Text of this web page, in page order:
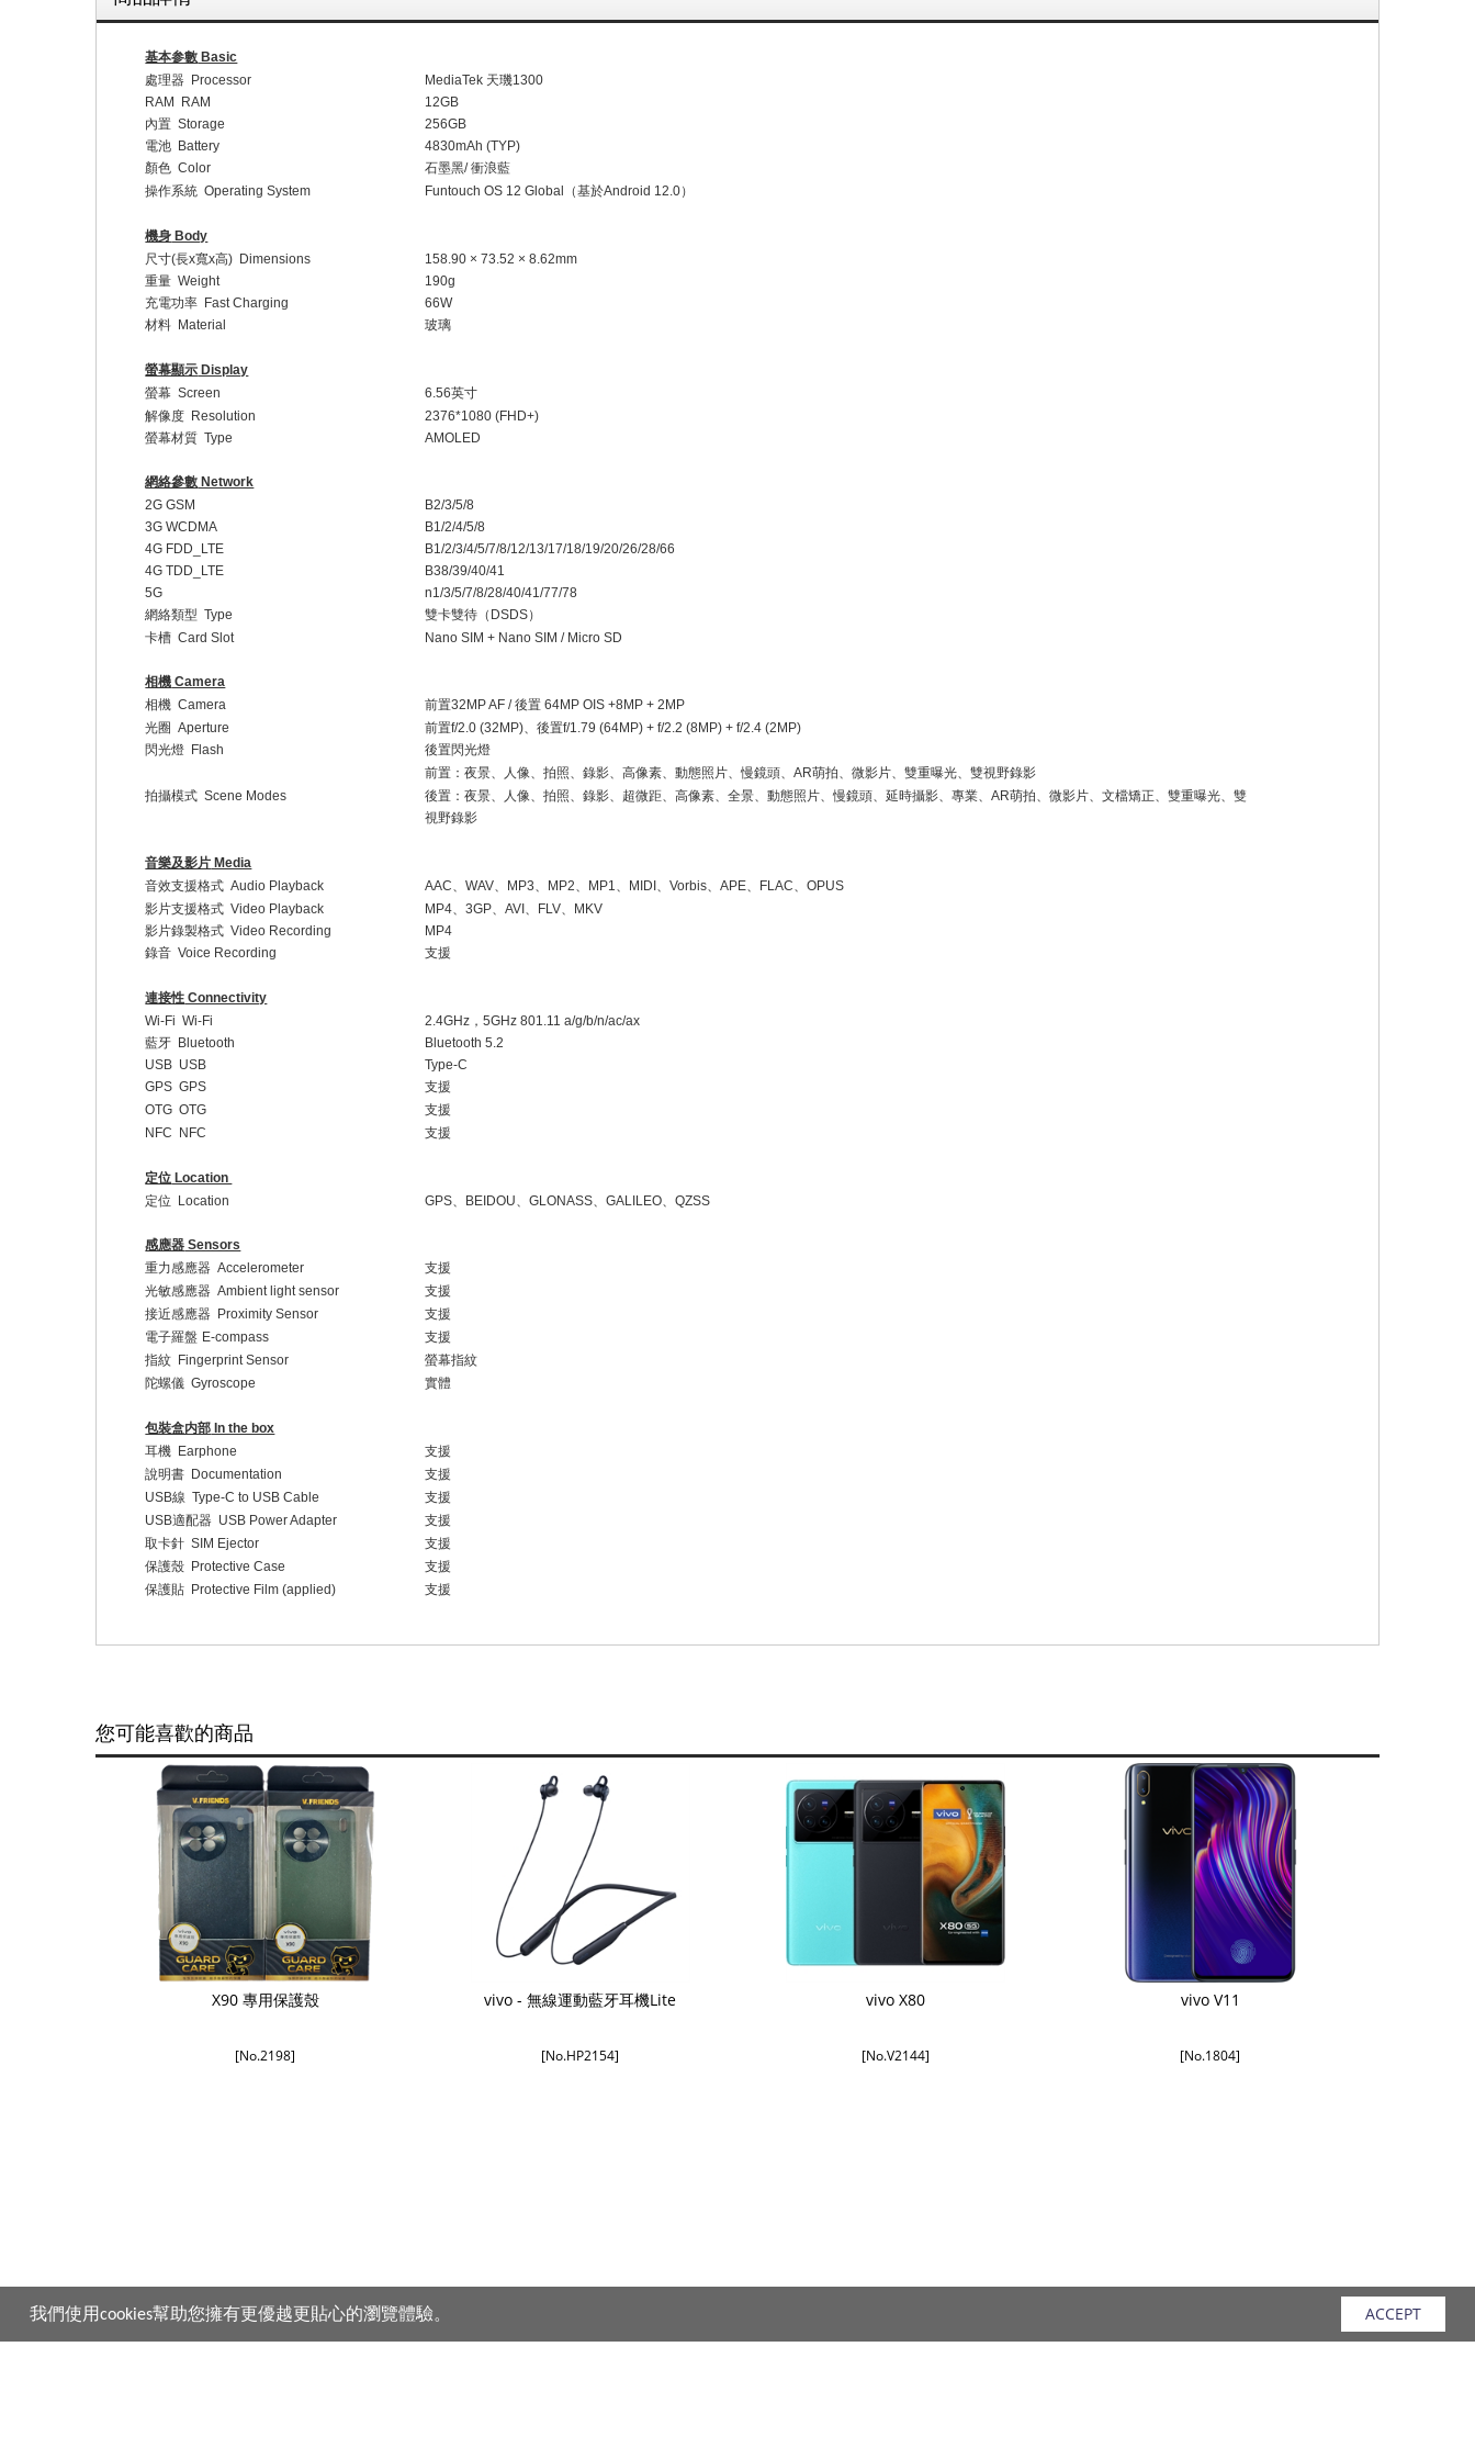
基本参數 Basic
處理器 Processor MediaTek 天璣1300
RAM RAM
12GB
內置 Storage
256GB
電池 Battery 4830mAh (TYP)
顏色 Color 石墨黑/衝浪藍
操作系統 Operating System Funtouch OS 12 Global （基於Android 12.0）
機身 Body
尺寸(長x寬x高) Dimensions
158.90 × 73.52 × 8.62mm
重量 Weight
190g
充電功率 Fast Charging
66W
材料 Material 玻璃
螢幕顯示 Display
螢幕 Screen 6.56英寸
解像度 Resolution
2376*1080 (FHD+)
螢幕材質 Type AMOLED
網絡參數 Network
2G GSM
B2/3/5/8
3G WCDMA
B1/2/4/5/8
4G FDD_LTE
B1/2/3/4/5/7/8/12/13/17/18/19/20/26/28/66
4G TDD_LTE
B38/39/40/41
5G
n1/3/5/7/8/28/40/41/77/78
網絡類型 Type 雙卡雙待（ DSDS）
卡槽 Card Slot Nano SIM + Nano SIM / Micro SD
相機 Camera
相機 Camera 前置32MP AF /後置 64MP OIS +8MP + 2MP
光圈 Aperture 前置f/2.0 (32MP)、後置f/1.79 (64MP) + f/2.2 (8MP) + f/2.4 (2MP)
閃光燈 Flash 後置閃光燈
拍攝模式 Scene Modes
前置：夜景、人像、拍照、錄影、高像素、動態照片、慢鏡頭、AR萌拍、微影片、雙重曝光、雙視野錄影
後置：夜景、人像、拍照、錄影、超微距、高像素、全景、動態照片、慢鏡頭、延時攝影、專業、AR萌拍、微影片、文檔矯正、雙重曝光、雙
視野錄影
音樂及影片 Media
音效支援格式 Audio Playback AAC、WAV、 MP3、 MP2、 MP1、 MIDI 、Vorbis、APE、 FLAC、OPUS
影片支援格式 Video Playback MP4、3GP、AVI 、 FLV、
MKV
影片錄製格式 Video Recording
MP4
錄音 Voice Recording 支援
連接性 Connectivity
Wi-Fi Wi-Fi
2.4GHz ，5GHz 801.11 a/g/b/n/ac/ax
藍牙 Bluetooth
Bluetooth 5.2
USB USB
Type-C
GPS GPS
支援
OTG OTG
支援
NFC NFC
支援
定位 Location
定位 Location GPS、 BEIDOU、GLONASS、GALILEO、QZSS
感應器 Sensors
重力感應器 Accelerometer
支援
光敏感應器 Ambient light sensor
支援
接近感應器 Proximity Sensor
支援
電子羅盤 E-compass
支援
指紋 Fingerprint Sensor
螢幕指紋
陀螺儀 Gyroscope 實體
包裝盒内部 In the box
耳機 Earphone
支援
說明書 Documentation
支援
USB線 Type-C to USB Cable
支援
USB適配器 USB Power Adapter
支援
取卡針 SIM Ejector
支援
保護殼 Protective Case
支援
保護貼 Protective Film (applied) 支援
您可能喜歡的商品
X90 專用保護殼
[No.2198]
vivo - 無線運動藍牙耳機Lite
[No.HP2154]
vivo X80
[No.V2144]
vivo V11
[No.1804]
我們使用cookies幫助您擁有更優越更貼心的瀏覽體驗。 ACCEPT